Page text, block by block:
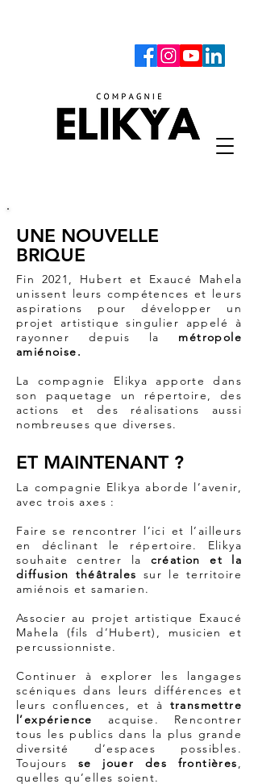
UNE NOUVELLE
BRIQUE
Fin 2021, Hubert et Exaucé Mahela
unissent leurs compétences et leurs
aspirations pour développer un
projet artistique singulier appelé à
rayonner depuis la métropole
amiénoise.
La compagnie Elikya apporte dans
son paquetage un répertoire, des
actions et des réalisations aussi
nombreuses que diverses.
ET MAINTENANT ?
La compagnie Elikya aborde l’avenir,
avec trois axes :
Faire se rencontrer l’ici et l’ailleurs
en déclinant le répertoire. Elikya
souhaite centrer la création et la
diffusion théâtrales sur le territoire
amiénois et samarien.
Associer au projet artistique Exaucé
Mahela (fils d’Hubert), musicien et
percussionniste.
Continuer à explorer les langages
scéniques dans leurs différences et
leurs confluences, et à transmettre
l’expérience
acquise. Rencontrer
tous les publics dans la plus grande
diversité d’espaces possibles.
Toujours se jouer des frontières,
quelles qu’elles soient.